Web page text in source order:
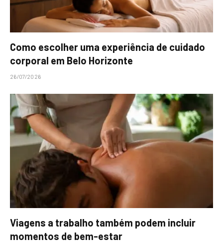
Como escolher uma experiência de cuidado
corporal em Belo Horizonte
26/07/2026
Viagens a trabalho também podem incluir
momentos de bem-estar